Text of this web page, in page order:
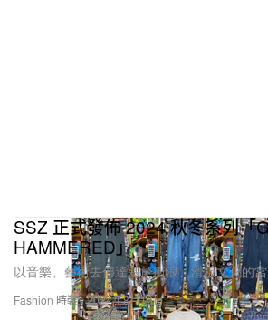
Fashion 時裝
SSZ 正式發佈 2024 秋冬系列「
HAMMERED」
以音樂、藝術去傳達基於衝浪、滑板文化的當
2024年8月16日